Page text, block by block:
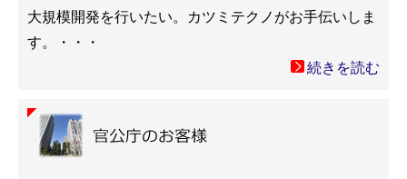
大規模開発を行いたい。カツミテクノがお手伝いしま
す。・・・
続きを読む